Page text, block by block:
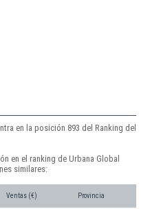
en la posición 893 del Ranking del
en el ranking de Urbana Global
similares:
Ventas (€) Provincia